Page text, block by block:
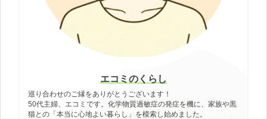
エコミのくらし
巡り合わせのご縁をありがとうございます！
50代主婦、エコミです。化学物質過敏症の発症を機に、家族や黒
猫との「本当に心地よい暮らし」を模索し始めました。